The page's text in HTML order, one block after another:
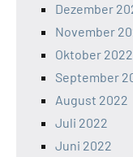
Dezember
November
Oktober 2022
September
August 2022
Juli 2022
Juni 2022